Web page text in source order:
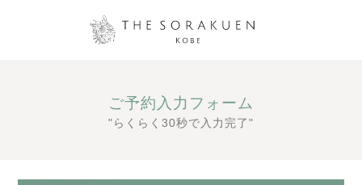
ご予約入力フォーム
"らくらく30秒で入力完了"